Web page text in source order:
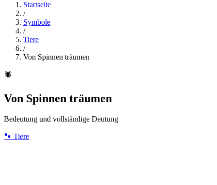
Startseite
/
Symbole
/
Tiere
/
Von Spinnen träumen
🕷️
Von Spinnen träumen
Bedeutung und vollständige Deutung
🐾 Tiere